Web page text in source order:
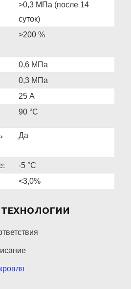
>0,3 МПа (после 14
суток)
>200 %
0,6 МПа
0,3 МПа
25 А
90 °C
Да
-5 °C
<3,0%